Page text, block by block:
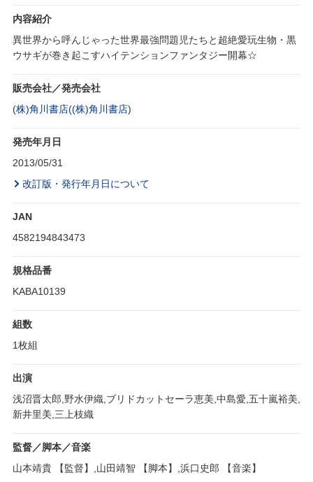
内容紹介
異世界から呼んじゃった世界最強問題児たちと超絶愛玩生物・黒
ウサギが巻き起こすハイテンションファンタジー開幕☆
販売会社／発売会社
(株)角川書店((株)角川書店)
発売年月日
2013/05/31
改訂版・発行年月日について
JAN
4582194843473
規格品番
KABA10139
組数
1枚組
出演
浅沼晋太郎,野水伊織,ブリドカットセーラ恵美,中島愛,五十嵐裕美,
新井里美,三上枝織
監督／脚本／音楽
山本靖貴 【監督】,山田靖智 【脚本】,浜口史郎 【音楽】